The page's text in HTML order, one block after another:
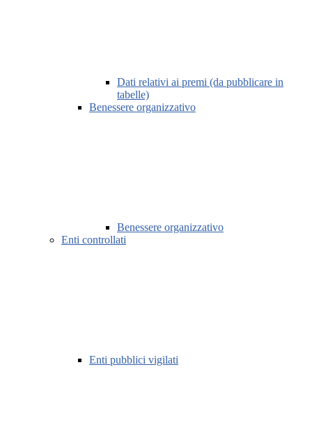
Dati relativi ai premi (da pubblicare in
tabelle)
Benessere organizzativo
Benessere organizzativo
Enti controllati
Enti pubblici vigilati